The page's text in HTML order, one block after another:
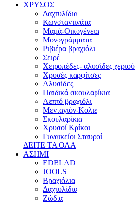
ΧΡΥΣΟΣ
Δαχτυλίδια
Κωνσταντινάτα
Μαμά-Οικογένεια
Μονογράμματα
Ριβιέρα βραχιόλι
Σειρέ
Χειροπέδες- αλυσίδες χεριού
Χρυσές καρφίτσες
Αλυσίδες
Παιδικά σκουλαρίκια
Λεπτό βραχιόλι
Μενταγιόν-Κολιέ
Σκουλαρίκια
Χρυσοί Κρίκοι
Γυναικείοι Σταυροί
ΔΕΙΤΕ ΤΑ ΟΛΑ
ΑΣΗΜΙ
EDBLAD
JOOLS
Βραχιόλια
Δαχτυλίδια
Ζώδια